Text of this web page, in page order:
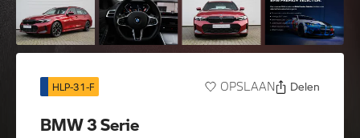
HLP-31-F OPSLAAN Delen
BMW 3 Serie